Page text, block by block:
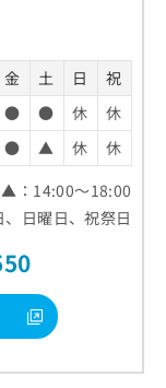
金 土 日
祝
● ● 休
休
● ▲ 休
休
▲：14:00～18:00
日曜日、祝祭日